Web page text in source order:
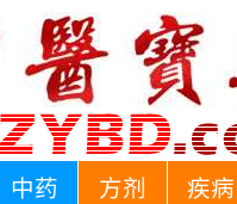
中药 方剂 疾病